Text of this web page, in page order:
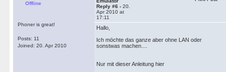
Offline
Phoner is great!
Posts: 11
Joined: 20. Apr 2010
Reply #6 - 20.
Apr 2010 at
17:11
Hallo,
Ich möchte das ganze aber ohne LAN oder
sonstwas machen....
Nur mit dieser Anleitung hier